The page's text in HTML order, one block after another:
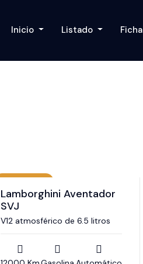
Inicio Listado Ficha
Lamborghini Aventador
SVJ
V12 atmosférico de 6.5 litros